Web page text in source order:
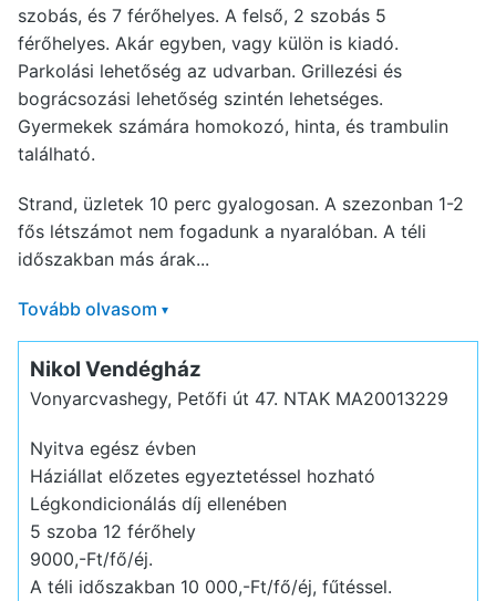
szobás, és 7 férőhelyes. A felső, 2 szobás 5
férőhelyes. Akár egyben, vagy külön is kiadó.
Parkolási lehetőség az udvarban. Grillezési és
bográcsozási lehetőség szintén lehetséges.
Gyermekek számára homokozó, hinta, és trambulin
található.
Strand, üzletek 10 perc gyalogosan. A szezonban 1-2
fős létszámot nem fogadunk a nyaralóban. A téli
időszakban más árak...
Tovább olvasom ▾
Nikol Vendégház
Vonyarcvashegy, Petőfi út 47. NTAK MA20013229
Nyitva egész évben
Háziállat előzetes egyeztetéssel hozható
Légkondicionálás díj ellenében
5 szoba 12 férőhely
9000,-Ft/fő/éj.
A téli időszakban 10 000,-Ft/fő/éj, fűtéssel.